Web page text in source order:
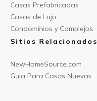
Casas Prefabricadas
Casas de Lujo
Condominios y Complejos
Sitios Relacionados
NewHomeSource.com
Guia Para Casas Nuevas